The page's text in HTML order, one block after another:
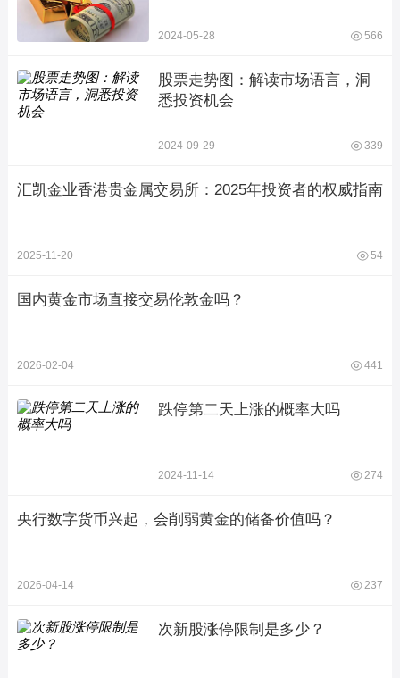
2024-05-28 566
股票走势图：解读市场语言，洞
悉投资机会
2024-09-29 339
汇凯金业香港贵金属交易所：2025年投资者的权威指南
2025-11-20 54
国内黄金市场直接交易伦敦金吗？
2026-02-04 441
跌停第二天上涨的概率大吗
2024-11-14 274
央行数字货币兴起，会削弱黄金的储备价值吗？
2026-04-14 237
次新股涨停限制是多少？